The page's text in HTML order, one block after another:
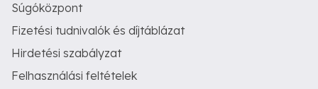
Súgóközpont
Fizetési tudnivalók és díjtáblázat
Hirdetési szabályzat
Felhasználási feltételek